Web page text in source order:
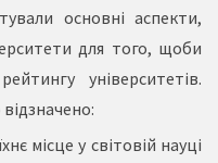
основні аспекти,
для того, щоби
університетів.
місце у світовій науці